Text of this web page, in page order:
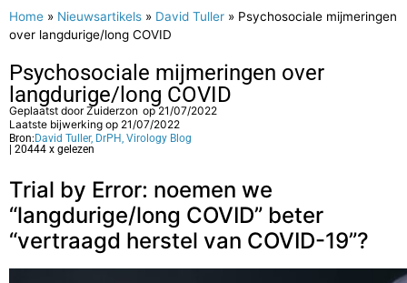
Home » Nieuwsartikels » David Tuller » Psychosociale mijmeringen
over langdurige/long COVID
Psychosociale mijmeringen over
langdurige/long COVID
Geplaatst doorZuiderzon op 21/07/2022
Laatste bijwerking op 21/07/2022
Bron: David Tuller, DrPH, Virology Blog
| 20444 x gelezen
Trial by Error: noemen we
“langdurige/long COVID” beter
“vertraagd herstel van COVID-19”?